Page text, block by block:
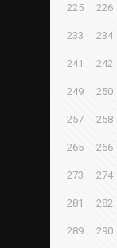
225 226
233 234
241 242
249 250
257 258
265 266
273 274
281 282
289 290